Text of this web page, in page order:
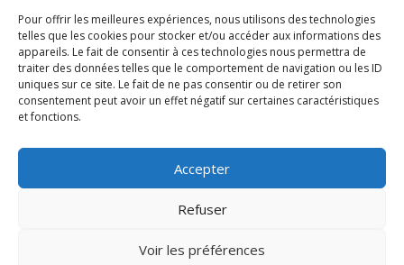
Pour offrir les meilleures expériences, nous utilisons des technologies
telles que les cookies pour stocker et/ou accéder aux informations des
appareils. Le fait de consentir à ces technologies nous permettra de
traiter des données telles que le comportement de navigation ou les ID
uniques sur ce site. Le fait de ne pas consentir ou de retirer son
consentement peut avoir un effet négatif sur certaines caractéristiques
et fonctions.
Accepter
Refuser
Voir les préférences
Rocknfool, n'hésite
pas à nous envoyer
tes chroniques de
concerts, de films,
séries ou des billets
d'humeur :
net